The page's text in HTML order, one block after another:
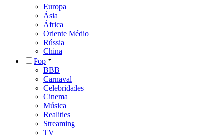
Europa
Ásia
África
Oriente Médio
Rússia
China
Pop
BBB
Carnaval
Celebridades
Cinema
Música
Realities
Streaming
TV